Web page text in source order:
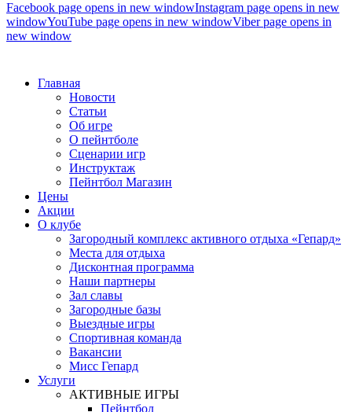
Facebook page opens in new windowInstagram page opens in new
windowYouTube page opens in new windowViber page opens in
new window
Главная
Новости
Статьи
Об игре
О пейнтболе
Сценарии игр
Инструктаж
Пейнтбол Магазин
Цены
Акции
О клубе
Загородный комплекс активного отдыха «Гепард»
Места для отдыха
Дисконтная программа
Наши партнеры
Зал славы
Загородные базы
Выездные игры
Спортивная команда
Вакансии
Мисс Гепард
Услуги
АКТИВНЫЕ ИГРЫ
Пейнтбол